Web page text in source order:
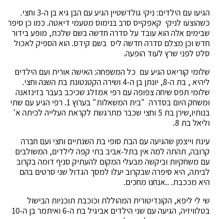
הגיעו עם הילדים: ניקי גולדשטיין הגיע עם הבן גיא בן ה-3 וחצי.
כשהוצעו לניקי קאפקייס סרב בנימוס מטעמי דיאטה. כמו כן סיפר
שבימים אלה הוא עובד על סדרה חדשה בשם שלכת, מופע בידור
חדש וכן מצלם סדרה חדשה ליס בשם קידס. הוא הספיק לאכול
סלט לפני שרץ לעוד הופעה.
שלומי קוריאט הגיע עם כל המשפחה: האישה אורית ועם הילדים
ליהיא , בת ה-8, יונתן בן ה-4 ושירה הקטנטונת בת השנה וחצי.
שלומי תפס שיחה צפופה עם רפי אמזלג שכיכב בעבר בזינזאנה
ומשחק היום בסדרה "בית המשאלות" בערוץ 1. רפי הגיע עם שתי
בנותיו,שירן בת 5 וחצי שכבר מתרגשת לקראת העלייה לכיתה א'
וליאל בת 8.
עינת וייצמן שהגיעה עם הבת סופי בת השנתיים וחצי ועם חברה
קרובה, תהתה למה אין בתל-אביב בתי קפה לילדים, המשולבים
עם משחקיות וביקשה מבעלי המקום להעתיק סניף דומה בקרוב
לביתה, היא סיפרה שבקרוב יעלו למסך הגדול שני סרטים בהם
היא מככבת. ..אנחנו מחכים.
שי לי ליפא, הקונדיטורית המהוללת וכוכבת תוכניות הבישול
בטלוויזיה, הגיעה עם שני הילדים אביגיל בת ה-6 ואיתמר בן ה-10